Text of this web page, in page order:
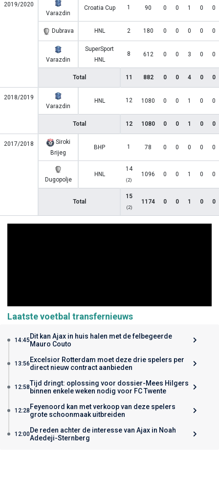
2019/2020
Varazdin
Croatia Cup 1 90 0 0 1 0 0
Dubrava HNL 2 180 0 0 0 0 0
Varazdin
SuperSport
HNL
8 612 0 0 3 0 0
Total 11 882 0 0 4 0 0
2018/2019
Varazdin
HNL 12 1080 0 0 1 0 0
Total 12 1080 0 0 1 0 0
2017/2018
Siroki
Brijeg
BHP 1 78 0 0 0 0 0
Dugopolje
HNL
14
(2)
1096 0 0 1 0 0
Total
15
(2)
1174 0 0 1 0 0
Laatste voetbal transfernieuws
14:45 Dit kan Ajax in huis halen met de felbegeerde
Mauro Couto
13:56 Excelsior Rotterdam moet deze drie spelers per
direct nieuw contract aanbieden
12:58Tijd dringt: oplossing voor dossier-Mees Hilgers
binnen enkele weken nodig voor FC Twente
12:28 Feyenoord kan met verkoop van deze spelers
grote schoonmaak uitbreiden
12:00De reden achter de interesse van Ajax in Noah
Adedeji-Sternberg